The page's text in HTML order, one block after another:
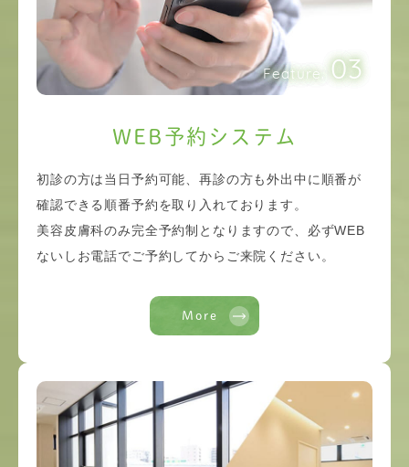
Feature. 03
WEB予約システム
初診の方は当日予約可能、再診の方も外出中に順番が
確認できる順番予約を取り入れております。
美容皮膚科のみ完全予約制となりますので、必ずWEB
ないしお電話でご予約してからご来院ください。
More